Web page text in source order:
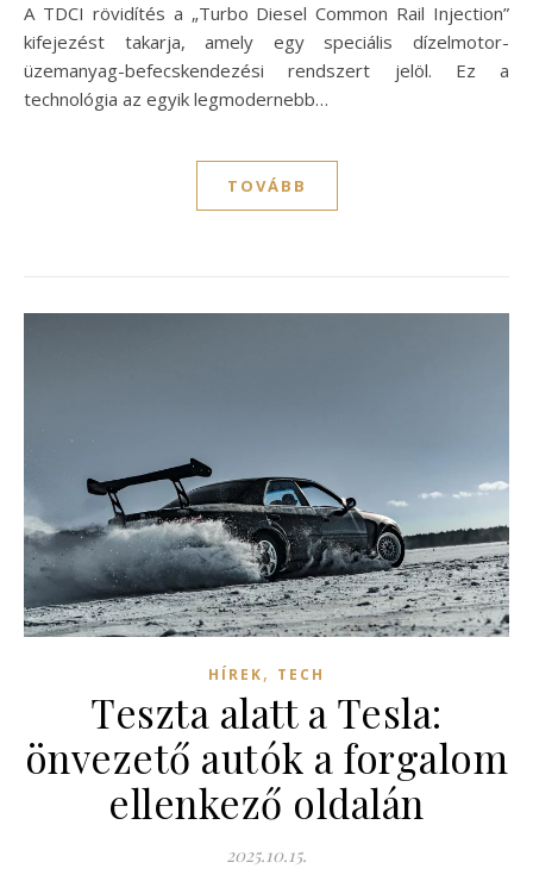
A TDCI rövidítés a „Turbo Diesel Common Rail Injection”
kifejezést takarja, amely egy speciális dízelmotor-
üzemanyag-befecskendezési rendszert jelöl. Ez a
technológia az egyik legmodernebb…
TOVÁBB
HÍREK, TECH
Teszta alatt a Tesla:
önvezető autók a forgalom
ellenkező oldalán
2025.10.15.